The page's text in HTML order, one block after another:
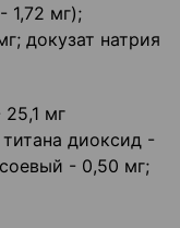
1,72 мг);
докузат натрия
мг
диоксид -
- 0,50 мг;